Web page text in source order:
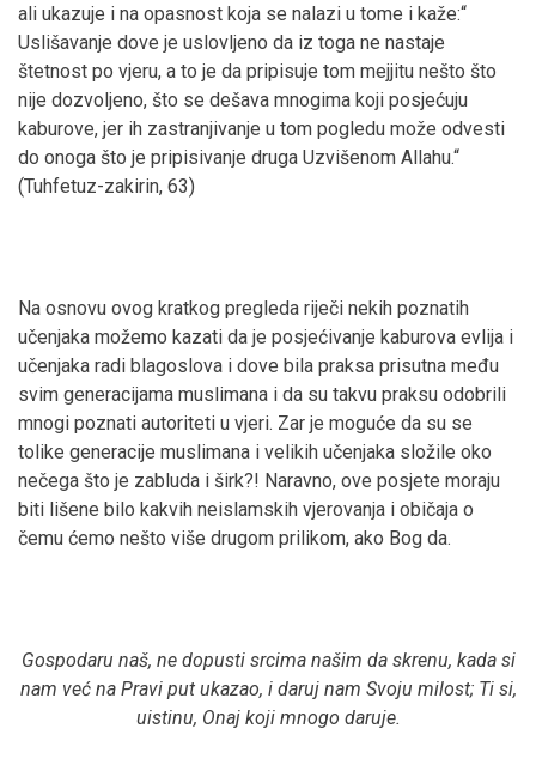
ali ukazuje i na opasnost koja se nalazi u tome i kaže:“
Uslišavanje dove je uslovljeno da iz toga ne nastaje
štetnost po vjeru, a to je da pripisuje tom mejjitu nešto što
nije dozvoljeno, što se dešava mnogima koji posjećuju
kaburove, jer ih zastranjivanje u tom pogledu može odvesti
do onoga što je pripisivanje druga Uzvišenom Allahu.“
(Tuhfetuz-zakirin, 63)
Na osnovu ovog kratkog pregleda riječi nekih poznatih
učenjaka možemo kazati da je posjećivanje kaburova evlija i
učenjaka radi blagoslova i dove bila praksa prisutna među
svim generacijama muslimana i da su takvu praksu odobrili
mnogi poznati autoriteti u vjeri. Zar je moguće da su se
tolike generacije muslimana i velikih učenjaka složile oko
nečega što je zabluda i širk?! Naravno, ove posjete moraju
biti lišene bilo kakvih neislamskih vjerovanja i običaja o
čemu ćemo nešto više drugom prilikom, ako Bog da.
Gospodaru naš, ne dopusti srcima našim da skrenu, kada si
nam već na Pravi put ukazao, i daruj nam Svoju milost; Ti si,
uistinu, Onaj koji mnogo daruje.